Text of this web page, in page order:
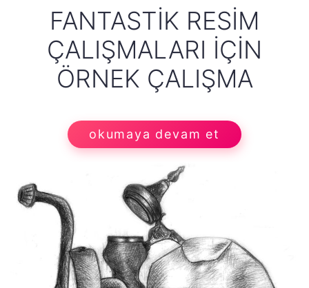
FANTASTIK RESIM
ÇALIŞMALARI İÇIN
ÖRNEK ÇALIŞMA
okumaya devam et